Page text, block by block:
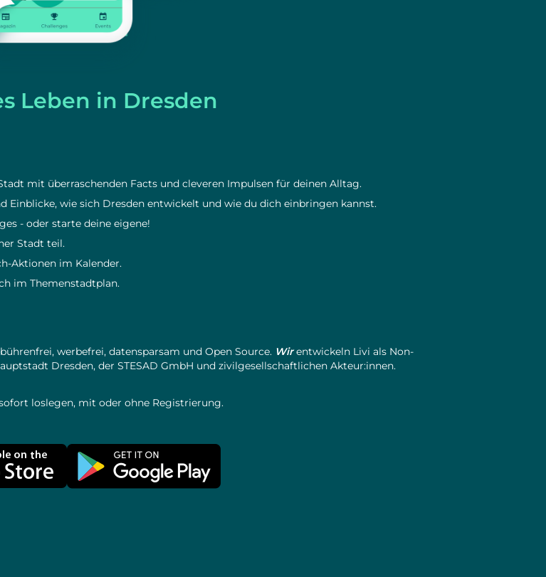
Leben in Dresden
mit überraschenden Facts und cleveren Impulsen für deinen Alltag.
Einblicke, wie sich Dresden entwickelt und wie du dich einbringen kannst.
- oder starte deine eigene!
Stadt teil.
Aktionen im Kalender.
im Themenstadtplan.
werbefrei, datensparsam und Open Source. Wirentwickeln Livi als Non-
Dresden, der STESAD GmbH und zivilgesellschaftlichen Akteur:innen.
loslegen, mit oder ohne Registrierung.